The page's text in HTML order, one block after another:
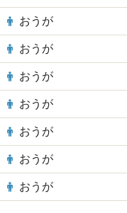
おうが
おうが
おうが
おうが
おうが
おうが
おうが